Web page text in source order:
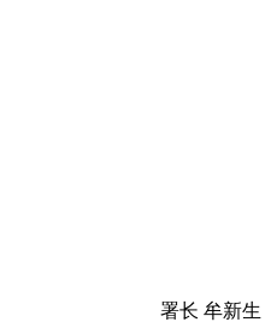
署长 牟新生